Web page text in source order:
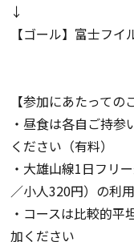
↓
【ゴール】富士フイ
【参加にあたっての
・昼食は各自ご持
ください（有料）
・大雄山線1日フリ
／小人320円）の利
・コースは比較的
加ください